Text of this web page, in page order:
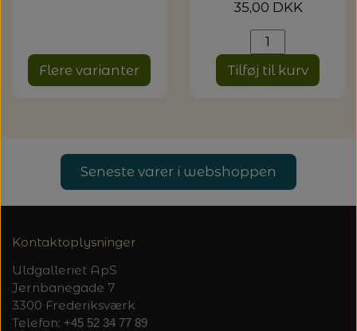
SPAR 40% - GLERUPS STØVLER BØRN (STR.
PERMIN: SPAR 30% PÅ ALLE
20%
SOMMERGARN
TRYKLÅSE
Flere varianter
35,00 DKK
Tilføj til kurv
Seneste varer i webshoppen
Kontaktoplysninger
Uldgalleriet ApS
Jernbanegade 7
3300 Frederiksværk
Telefon: +45 52 34 77 89